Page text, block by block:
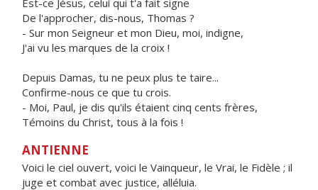
Est-ce Jésus, celui qui t'a fait signe
De l'approcher, dis-nous, Thomas ?
- Sur mon Seigneur et mon Dieu, moi, indigne,
J'ai vu les marques de la croix !
Depuis Damas, tu ne peux plus te taire...
Confirme-nous ce que tu crois.
- Moi, Paul, je dis qu'ils étaient cinq cents frères,
Témoins du Christ, tous à la fois !
ANTIENNE
Voici le ciel ouvert, voici le Vainqueur, le Vrai, le Fidèle ; il
juge et combat avec justice, alléluia.